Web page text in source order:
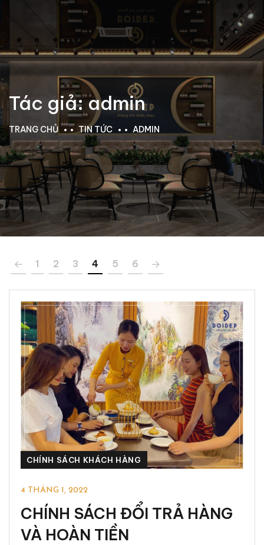
Tác giả:admin
TRANG CHỦ TIN TỨC ADMIN
CHÍNH SÁCH KHÁCH HÀNG
4 THÁNG 1, 2022
CHÍNH SÁCH ĐỔI TRẢ HÀNG
VÀ HOÀN TIỀN
1 2 3 4 5 6